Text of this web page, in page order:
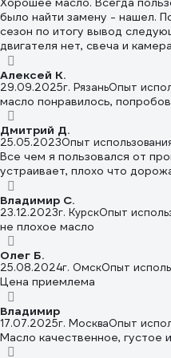
было найти замену - нашел.
сезон по итогу вывод
двигателя нет, свеча и
чистой (без хлопьев и слоя
Алексей К.
29.09.2025г. РязаньОпыт
масло понравилось,
Дмитрий Д.
25.05.2023Опыт
Все чем я пользовался от
устраивает, плохо что
Владимир С.
23.12.2023г. КурскОпыт
не плохое масло
Олег Б.
25.08.2024г. ОмскОпыт
Цена приемлема
Владимир
17.07.2025г. МоскваОпыт
Масло качественное, густое